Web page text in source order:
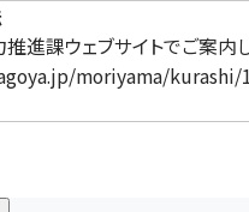
進課ウェブサイトでご案内
moriyama/kurashi/